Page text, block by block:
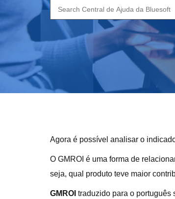
Search
for:
Agora é possível analisar o
O GMROI é uma forma de
seja, qual produto teve maior
GMROI traduzido para o português